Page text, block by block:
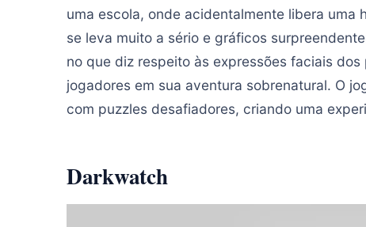
uma escola, onde acidentalmente libera uma
se leva muito a sério e gráficos
no que diz respeito às expressões faciais
jogadores em sua aventura sobrenatural. O
com puzzles desafiadores, criando uma
Darkwatch